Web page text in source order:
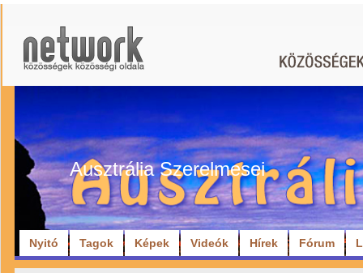
Ausztrália Szerelmesei
Nyitó Tagok Képek Videók Hírek Fórum